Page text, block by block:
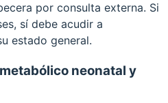
por consulta externa. Si
sí debe acudir a
estado general.
neonatal y